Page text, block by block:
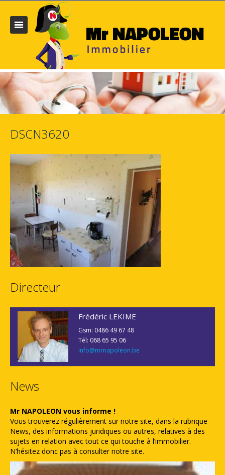
DSCN3620
Directeur
Frédéric LEKIME
Gsm: 0486 49 67 48
Tél: 068 65 95 06
info@mrnapoleon.be
News
Mr NAPOLEON vous informe !
Vous trouverez régulièrement sur notre site, dans la rubrique
News, des informations juridiques ou autres, relatives à des
sujets en relation avec tout ce qui touche à l’immobilier.
N’hésitez donc pas à consulter notre site.